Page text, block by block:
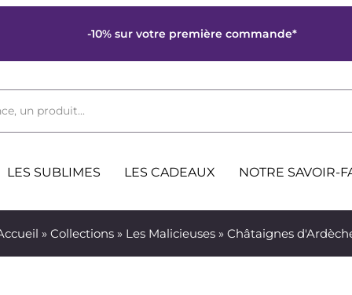
-10% sur votre première commande*
un produit...
LES SUBLIMES LES CADEAUX NOTRE SAVOIR-
» Collections » Les Malicieuses » Châtaignes